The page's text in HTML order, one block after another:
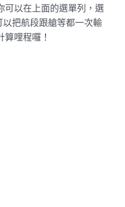
可以在上面的選單列，選
把航段跟艙等都一次輸
算哩程囉！